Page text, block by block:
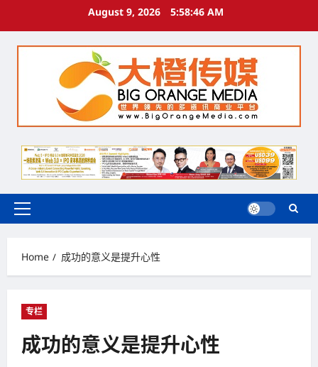
August 9, 2026 5:58:47 AM
Primary
Home
成功的意义是提升心性
专栏
成功的意义是提升心性